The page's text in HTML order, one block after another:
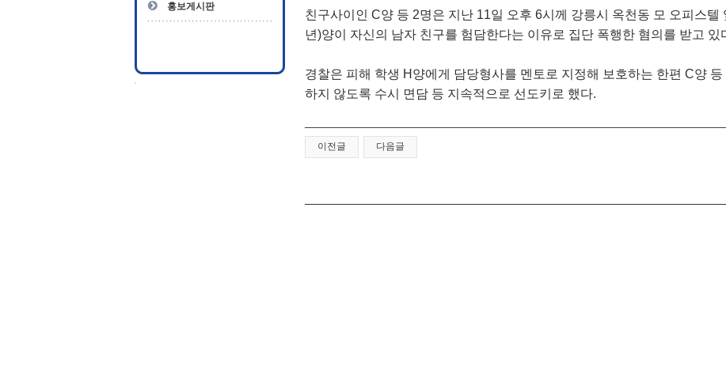
홍보게시판
친구사이인 C양 등 2명은 지난 11일 오후 6시께 강릉시 옥천동 모 오피스
년)양이 자신의 남자 친구를 험담한다는 이유로 집단 폭행한 혐의를 받고 있
경찰은 피해 학생 H양에게 담당형사를 멘토로 지정해 보호하는 한편 C양
하지 않도록 수시 면담 등 지속적으로 선도키로 했다.
이전글 다음글